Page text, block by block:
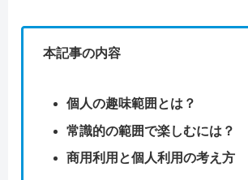
本記事の内容
個人の趣味範囲とは？
常識的の範囲で楽しむには？
商用利用と個人利用の考え方